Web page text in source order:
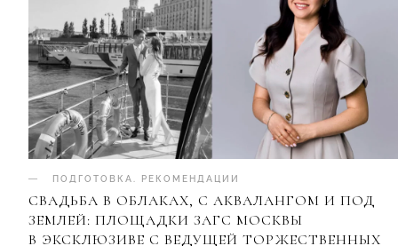
ПОДГОТОВКА РЕКОМЕНДАЦИИ
СВАДЬБА В ОБЛАКАХ, С АКВАЛАНГОМ И ПОД
ЗЕМЛЕЙ: ПЛОЩАДКИ ЗАГС МОСКВЫ
В ЭКСКЛЮЗИВЕ С ВЕДУЩЕЙ ТОРЖЕСТВЕННЫХ